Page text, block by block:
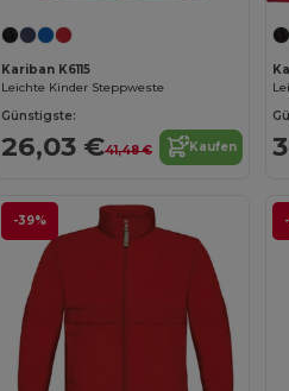
Kariban K6115
Leichte Kinder Steppweste
Günstigste:
26,03 €41,48 € Kaufen
-39%